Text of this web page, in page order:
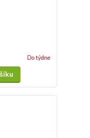
Do týdne